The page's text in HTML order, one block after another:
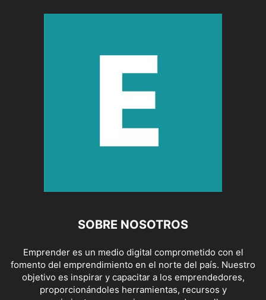
SOBRE NOSOTROS
Emprender es un medio digital comprometido con el
fomento del emprendimiento en el norte del país. Nuestro
objetivo es inspirar y capacitar a los emprendedores,
proporcionándoles herramientas, recursos y